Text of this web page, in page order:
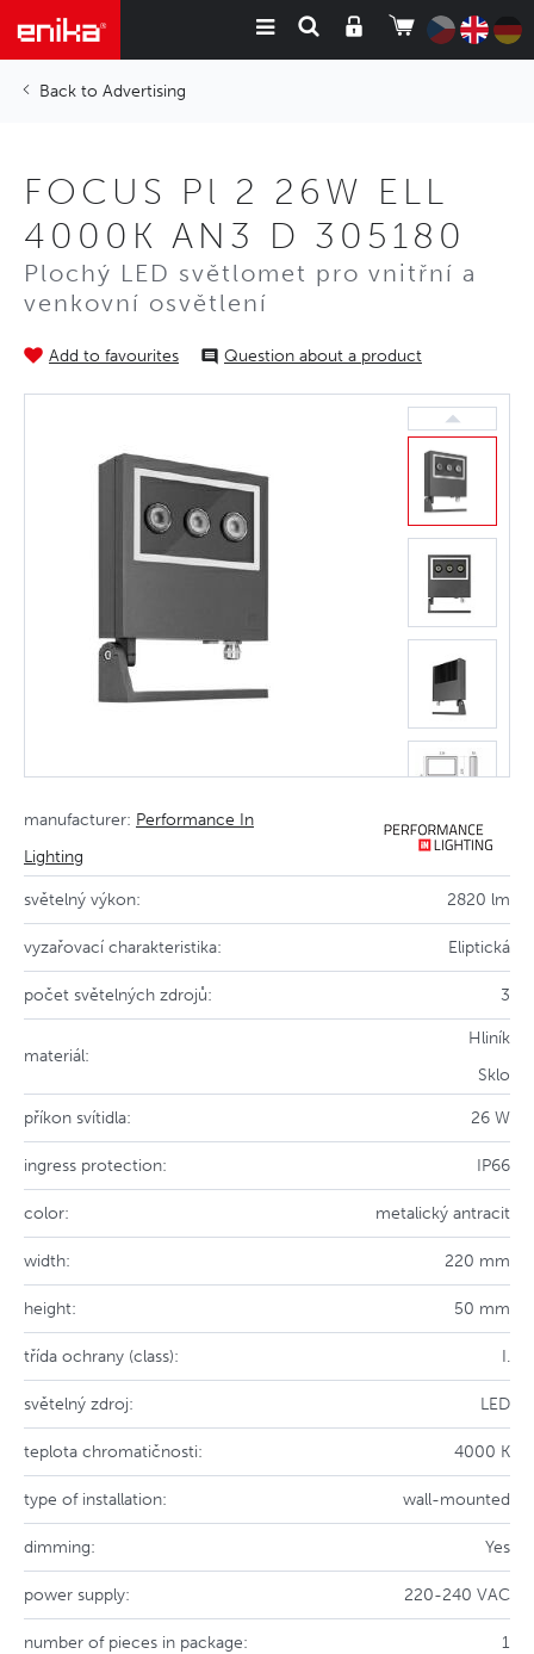
Advertising
FOCUS Pl 2 26W ELL
4000K AN3 D 305180
Plochý LED světlomet pro vnitřní a
venkovní osvětlení
Add to favourites Question about a product
manufacturer: Performance In
Lighting
světelný výkon: 2820 lm
vyzařovací charakteristika: Eliptická
počet světelných zdrojů: 3
materiál:
Hliník
Sklo
příkon svítidla: 26 W
ingress protection: IP66
color: metalický antracit
width: 220 mm
height: 50 mm
třída ochrany (class): I.
světelný zdroj: LED
teplota chromatičnosti: 4000 K
type of installation: wall-mounted
dimming: Yes
power supply: 220-240 VAC
number of pieces in package: 1